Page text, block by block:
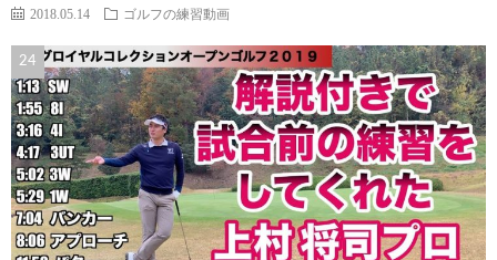
2018.05.14 ゴルフの練習動画